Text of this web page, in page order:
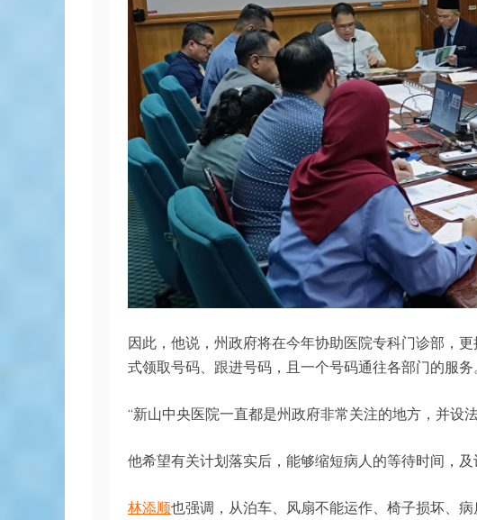
因此，他说，州政府将在今年协助医院专科门诊部，
式领取号码、跟进号码，且一个号码通往各部门的服务
“新山中央医院一直都是州政府非常关注的地方，并设
他希望有关计划落实后，能够缩短病人的等待时间，及
林添顺也强调，从泊车、风扇不能运作、椅子损坏、